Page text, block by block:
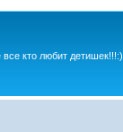
кто любит детишек!!!:)